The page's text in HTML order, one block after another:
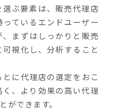
ぶ要素は、販売代理店
ているエンドユーザー
まずはしっかりと販売
視化し、分析すること
に代理店の選定をおこ
、より効果の高い代理
ができます。